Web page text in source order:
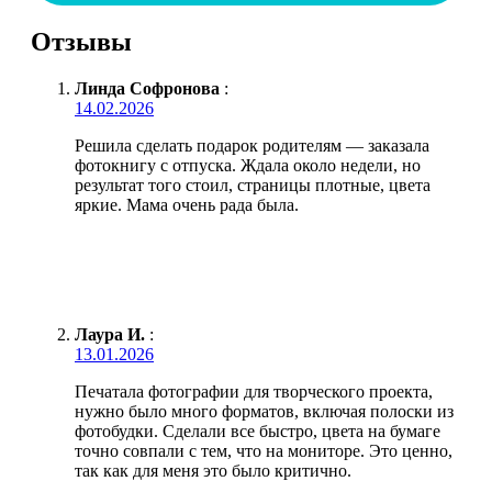
Отзывы
Линда Софронова :
14.02.2026
Решила сделать подарок родителям — заказала
фотокнигу с отпуска. Ждала около недели, но
результат того стоил, страницы плотные, цвета
яркие. Мама очень рада была.
Лаура И. :
13.01.2026
Печатала фотографии для творческого проекта,
нужно было много форматов, включая полоски из
фотобудки. Сделали все быстро, цвета на бумаге
точно совпали с тем, что на мониторе. Это ценно,
так как для меня это было критично.